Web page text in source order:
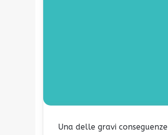
Una delle gravi